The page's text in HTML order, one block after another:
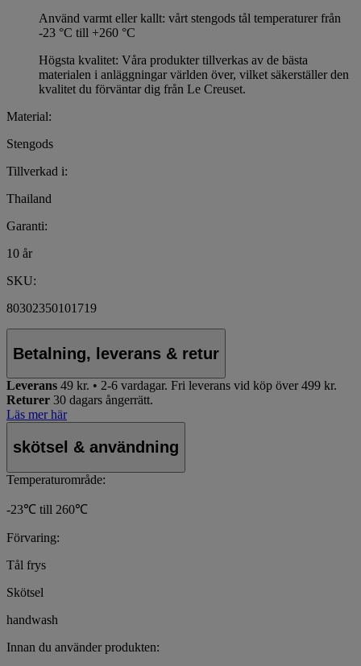
Använd varmt eller kallt: vårt stengods tål temperaturer från
-23 °C till +260 °C
Högsta kvalitet: Våra produkter tillverkas av de bästa
materialen i anläggningar världen över, vilket säkerställer den
kvalitet du förväntar dig från Le Creuset.
Material:
Stengods
Tillverkad i:
Thailand
Garanti:
10 år
SKU:
80302350101719
Betalning, leverans & retur
Leverans 49 kr. • 2-6 vardagar. Fri leverans vid köp över 499 kr.
Returer 30 dagars ångerrätt.
Läs mer här
skötsel & användning
Temperaturområde:
-23℃ till 260℃
Förvaring:
Tål frys
Skötsel
handwash
Innan du använder produkten: